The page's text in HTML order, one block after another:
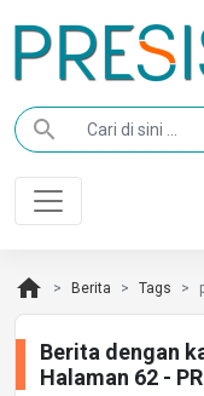
search
home Berita Tags
Berita dengan
Halaman 62 -